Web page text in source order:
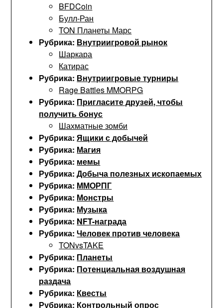
BFDCoin
Булл-Ран
TON Планеты Марс
Рубрика: Внутриигровой рынок
Шаркара
Катирас
Рубрика: Внутриигровые турниры
Rage Battles MMORPG
Рубрика: Пригласите друзей, чтобы
получить бонус
Шахматные зомби
Рубрика:Ящики с добычей
Рубрика: Магия
Рубрика: мемы
Рубрика:Добыча полезных ископаемых
Рубрика: ММОРПГ
Рубрика: Монстры
Рубрика: Музыка
Рубрика: NFT-награда
Рубрика:Человек против человека
TONvsTAKE
Рубрика: Планеты
Рубрика: Потенциальная воздушная
раздача
Рубрика: Квесты
Рубрика: Контрольный опрос